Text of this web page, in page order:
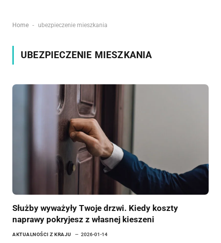
Home - ubezpieczenie mieszkania
UBEZPIECZENIE MIESZKANIA
Służby wyważyły Twoje drzwi. Kiedy koszty
naprawy pokryjesz z własnej kieszeni
AKTUALNOŚCI Z KRAJU 2026-01-14